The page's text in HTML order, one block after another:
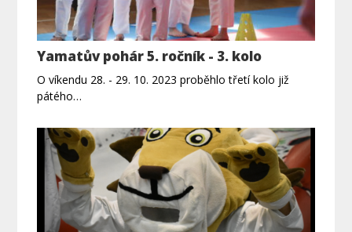
Yamatův pohár 5. ročník - 3. kolo
O víkendu 28. - 29. 10. 2023 proběhlo třetí kolo již
pátého…